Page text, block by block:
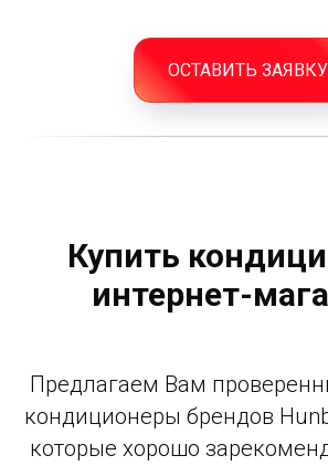
ОСТАВИТЬ ЗАЯВКУ
Купить
интернет-
Предлагаем Вам
кондиционеры брендов
которые хорошо